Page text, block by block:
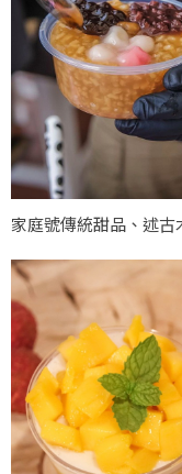
家庭號傳統甜品、述古